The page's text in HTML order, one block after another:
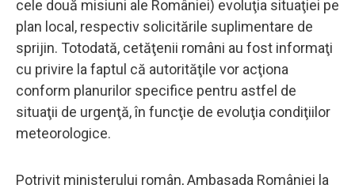
cele două misiuni ale României) evoluţia situaţiei pe
plan local, respectiv solicitările suplimentare de
sprijin. Totodată, cetăţenii români au fost informaţi
cu privire la faptul că autorităţile vor acţiona
conform planurilor specifice pentru astfel de
situaţii de urgenţă, în funcţie de evoluţia condiţiilor
meteorologice.
Potrivit ministerului român, Ambasada României la